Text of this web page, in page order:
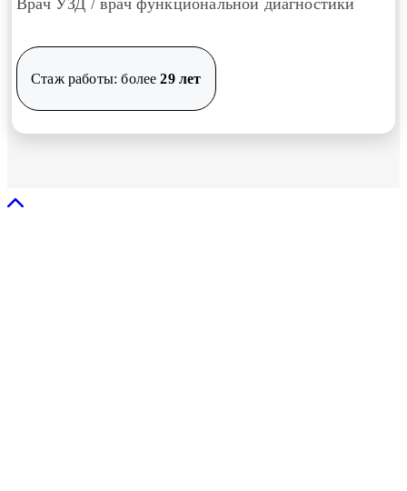
Стаж работы: более29 лет